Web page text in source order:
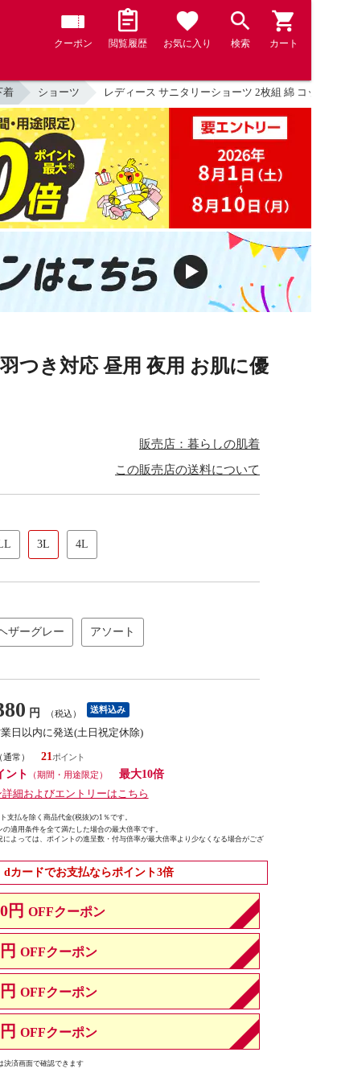
クーポン 閲覧履歴 お気に入り 検索 カート
着 ショーツ レディース サニタリーショーツ 2枚組 綿 コット
つき対応 昼用 夜用 お肌に優
販売店：暮らしの肌着
この販売店の送料について
3L 4L
ザーグレー アソート
円 （税込） 送料込み
日以内に発送(土日祝定休除)
（通常）
21
ント
（期間・用途限定）
最大10倍
細およびエントリーはこちら
支払を除く商品代金(税抜)の1％です。
適用条件を全て満たした場合の最大倍率です。
によっては、ポイントの進呈数・付与倍率が最大倍率より少なくなる場合がござ
dカードでお支払ならポイント3倍
円 OFFクーポン
OFFクーポン
OFFクーポン
OFFクーポン
決済画面で確認できます